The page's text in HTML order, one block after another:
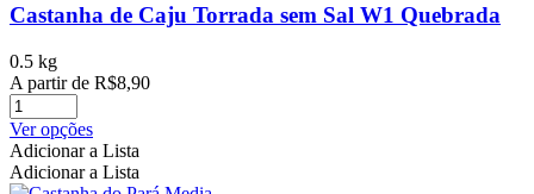
Castanha de Caju Torrada sem Sal W1 Quebrada
0.5 kg
A partir de R$8,90
Ver opçõesEste
produto
tem
Adicionar a Lista
Adicionar a Lista